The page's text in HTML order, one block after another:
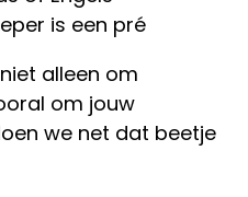
is een pré
alleen om
om jouw
we net dat beetje